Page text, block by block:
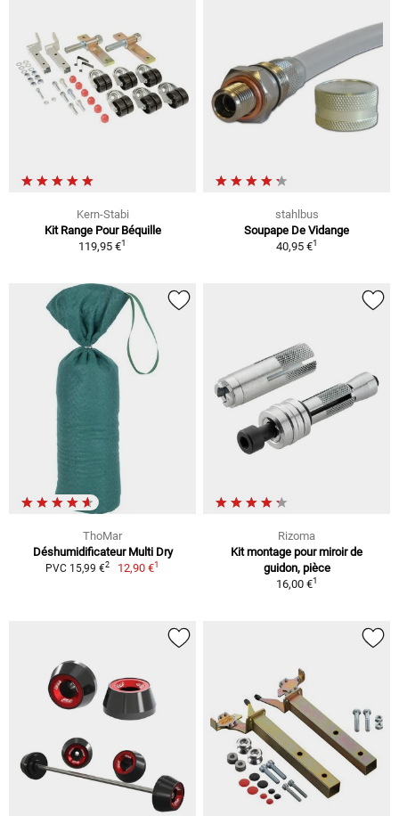
Kern-Stabi
Kit Range Pour Béquille
119,95 €1
stahlbus
Soupape De Vidange
40,95 €1
ThoMar
Déshumidificateur Multi Dry
PVC 15,99 €2 12,90 €1
Rizoma
Kit montage pour miroir de
guidon, pièce
16,00 €1